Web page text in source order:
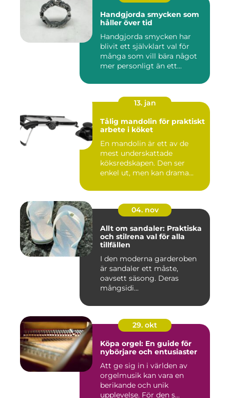
Handgjorda smycken som
håller över tid
Handgjorda smycken har
blivit ett självklart val för
många som vill bära något
mer personligt än ett...
13. jan
Tålig mandolin för praktiskt
arbete i köket
En mandolin är ett av de
mest underskattade
köksredskapen. Den ser
enkel ut, men kan drama...
04. nov
Allt om sandaler: Praktiska
och stilrena val för alla
tillfällen
I den moderna garderoben
är sandaler ett måste,
oavsett säsong. Deras
mångsidi...
29. okt
Köpa orgel: En guide för
nybörjare och entusiaster
Att ge sig in i världen av
orgelmusik kan vara en
berikande och unik
upplevelse. För den s...